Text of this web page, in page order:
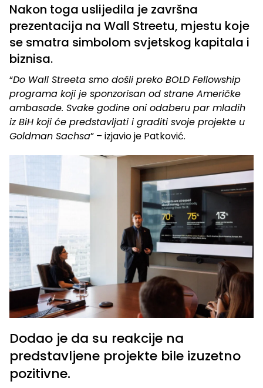
Nakon toga uslijedila je završna
prezentacija na Wall Streetu, mjestu koje
se smatra simbolom svjetskog kapitala i
biznisa.
“Do Wall Streeta smo došli preko BOLD Fellowship
programa koji je sponzorisan od strane Američke
ambasade. Svake godine oni odaberu par mladih
iz BiH koji će predstavljati i graditi svoje projekte u
Goldman Sachsa” – izjavio je Patković.
Dodao je da su reakcije na
predstavljene projekte bile izuzetno
pozitivne.